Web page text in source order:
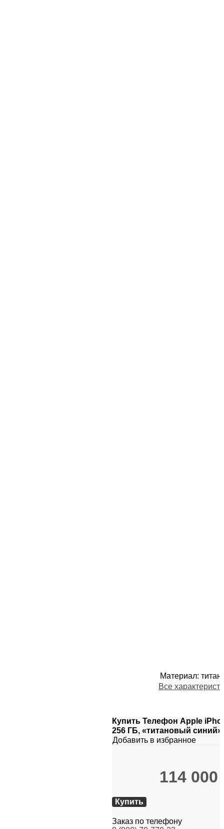
Материал: титан
Все
Купить Телефон Apple
256 ГБ, «титановый синий»
Добавить в избранное
114 000
Купить
Заказ по телефону